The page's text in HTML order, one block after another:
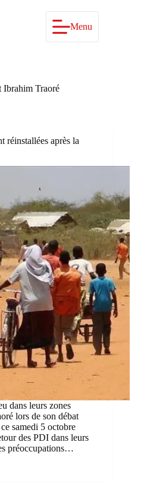
Menu
Ibrahim Traoré
après la
dans leurs zones
lors de son débat
samedi 5 octobre
des PDI dans leurs
préoccupations…